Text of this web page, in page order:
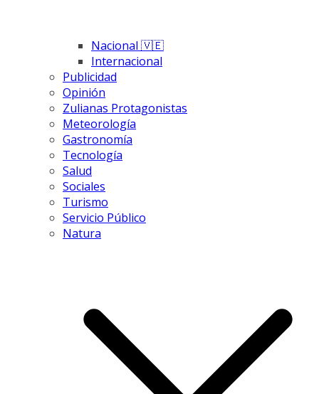
Nacional 🇻🇪
Internacional
Publicidad
Opinión
Zulianas Protagonistas
Meteorología
Gastronomía
Tecnología
Salud
Sociales
Turismo
Servicio Público
Natura